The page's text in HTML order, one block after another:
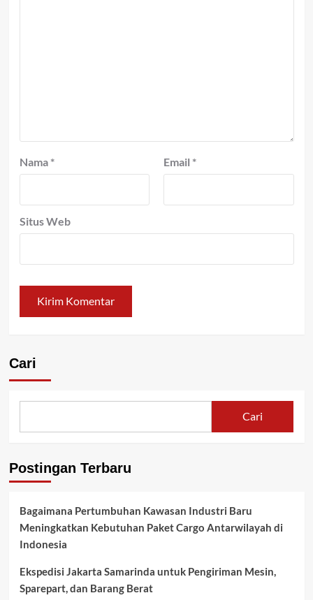
Nama * Email *
Situs Web
Cari
Cari
Postingan Terbaru
Bagaimana Pertumbuhan Kawasan Industri Baru
Meningkatkan Kebutuhan Paket Cargo Antarwilayah di
Indonesia
Ekspedisi Jakarta Samarinda untuk Pengiriman Mesin,
Sparepart, dan Barang Berat